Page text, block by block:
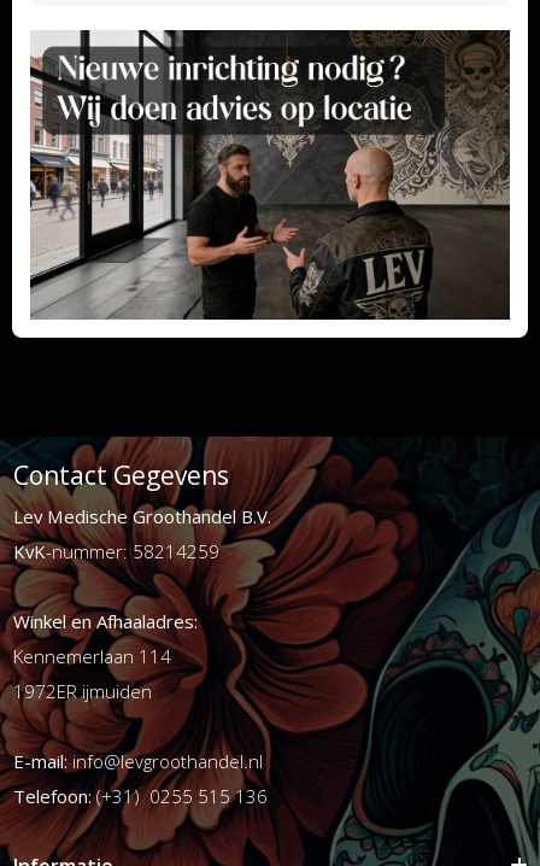
Contact Gegevens
Lev Medische Groothandel B.V.
KvK-nummer: 58214259
Winkel en Afhaaladres:
Kennemerlaan 114
1972ER ijmuiden
E-mail:info@levgroothandel.nl
Telefoon:(+31) 0255 515 136